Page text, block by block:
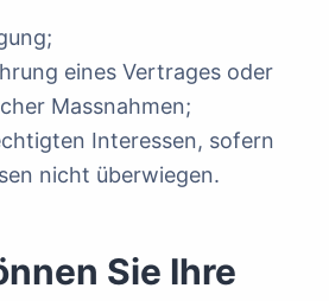
eines Vertrages oder
Massnahmen;
Interessen, sofern
nicht überwiegen.
Sie Ihre